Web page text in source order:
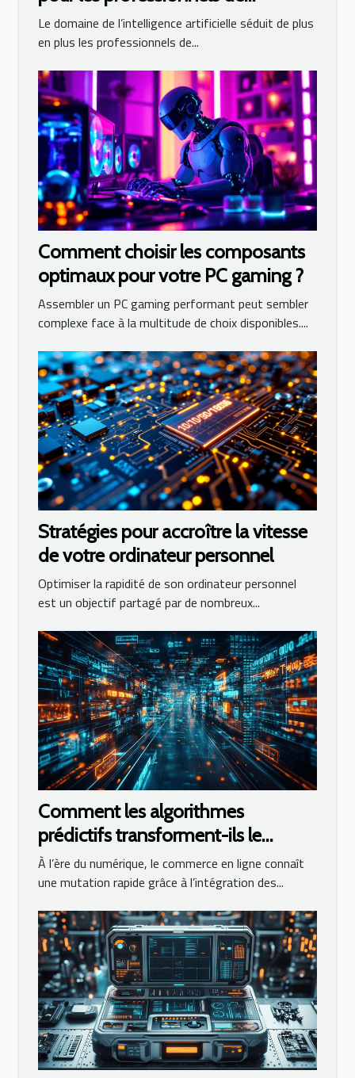
l'informatique
Le domaine de l’intelligence artificielle séduit de plus
en plus les professionnels de...
Comment choisir les composants
optimaux pour votre PC gaming ?
Assembler un PC gaming performant peut sembler
complexe face à la multitude de choix disponibles....
Stratégies pour accroître la vitesse
de votre ordinateur personnel
Optimiser la rapidité de son ordinateur personnel
est un objectif partagé par de nombreux...
Comment les algorithmes
prédictifs transforment-ils le
commerce en ligne ?
À l’ère du numérique, le commerce en ligne connaît
une mutation rapide grâce à l’intégration des...